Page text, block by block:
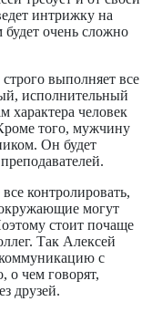
интрижку на
очень сложно
выполняет все
исполнительный
характера человек
того, мужчину
Он будет
контролировать,
окружающие могут
стоит почаще
Так Алексей
коммуникацию с
о чем говорят,
друзей.